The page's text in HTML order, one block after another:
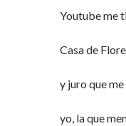
Youtube me
Casa de
y juro que
yo, la que